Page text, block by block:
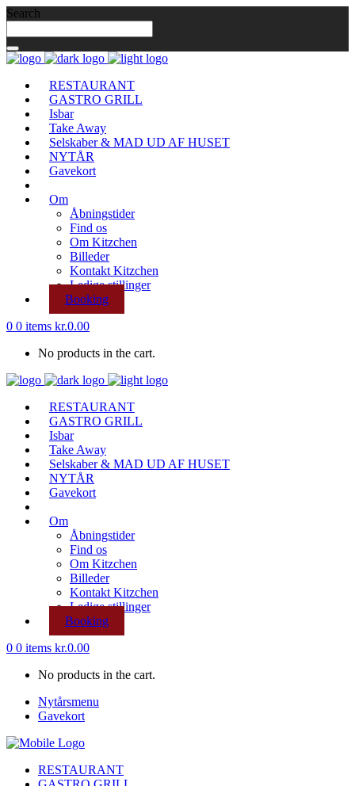
Search
RESTAURANT
GASTRO GRILL
Isbar
Take Away
Selskaber & MAD UD AF HUSET
NYTÅR
Gavekort
Om
Åbningstider
Find os
Om Kitzchen
Billeder
Kontakt Kitzchen
Ledige stillinger
Booking
0 0 items kr.0.00
No products in the cart.
RESTAURANT
GASTRO GRILL
Isbar
Take Away
Selskaber & MAD UD AF HUSET
NYTÅR
Gavekort
Om
Åbningstider
Find os
Om Kitzchen
Billeder
Kontakt Kitzchen
Ledige stillinger
Booking
0 0 items kr.0.00
No products in the cart.
Nytårsmenu
Gavekort
RESTAURANT